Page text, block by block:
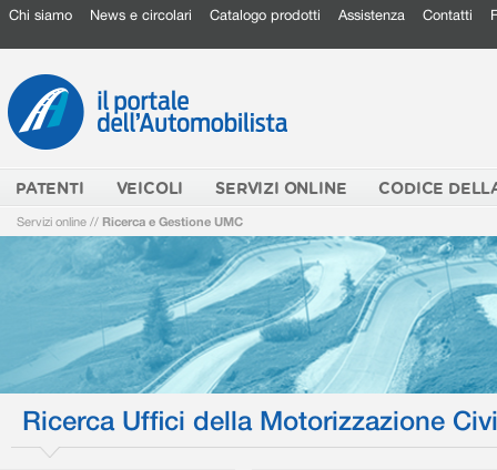
Chi siamo News e circolari Catalogo prodotti Assistenza Contatti
PATENTI VEICOLI SERVIZI ONLINE CODICE
Servizi online // Ricerca e Gestione UMC
Ricerca Uffici della Motorizzazione